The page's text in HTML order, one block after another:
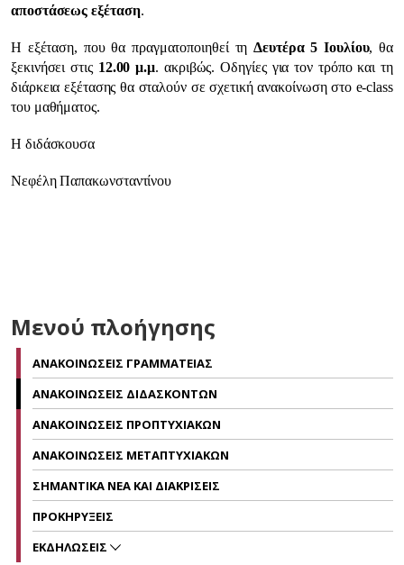
αποστάσεως εξέταση.
Η εξέταση, που θα πραγματοποιηθεί τηΔευτέρα 5 Ιουλίου, θα
ξεκινήσει στις 12.00 μ.μ. ακριβώς. Οδηγίες για τον τρόπο και τη
διάρκεια εξέτασης θα σταλούν σε σχετική ανακοίνωση στο e-class
του μαθήματος.
Η διδάσκουσα
Νεφέλη Παπακωνσταντίνου
Μενού πλοήγησης
ΑΝΑΚΟΙΝΩΣΕΙΣ ΓΡΑΜΜΑΤΕΙΑΣ
ΑΝΑΚΟΙΝΩΣΕΙΣ ΔΙΔΑΣΚΟΝΤΩΝ
ΑΝΑΚΟΙΝΩΣΕΙΣ ΠΡΟΠΤΥΧΙΑΚΩΝ
ΑΝΑΚΟΙΝΩΣΕΙΣ ΜΕΤΑΠΤΥΧΙΑΚΩΝ
ΣΗΜΑΝΤΙΚΑ ΝΕΑ ΚΑΙ ΔΙΑΚΡΙΣΕΙΣ
ΠΡΟΚΗΡΥΞΕΙΣ
ΕΚΔΗΛΩΣΕΙΣ